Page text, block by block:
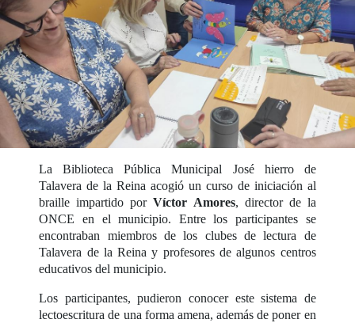
La Biblioteca Pública Municipal José hierro de
Talavera de la Reina acogió un curso de iniciación al
braille impartido porVíctor Amores, director de la
ONCE en el municipio. Entre los participantes se
encontraban miembros de los clubes de lectura de
Talavera de la Reina y profesores de algunos centros
educativos del municipio.
Los participantes, pudieron conocer este sistema de
lectoescritura de una forma amena, además de poner en